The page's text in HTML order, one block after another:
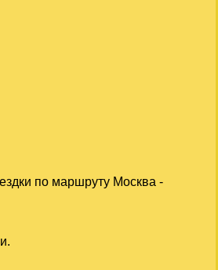
по маршруту Москва -